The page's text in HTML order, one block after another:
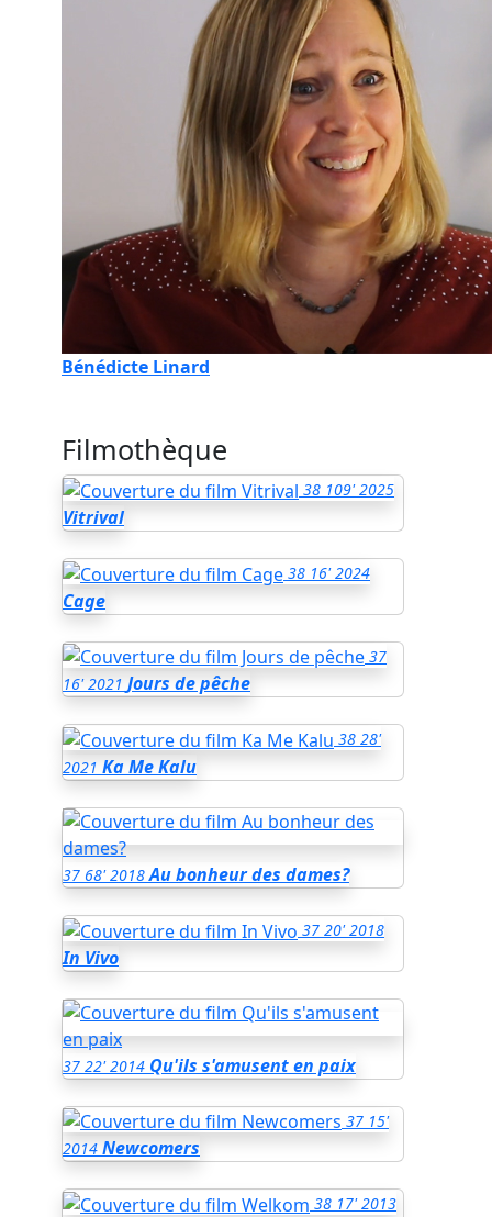
Bénédicte Linard
Filmothèque
38 109' 2025
Vitrival
38 16' 2024
Cage
37
16' 2021 Jours de pêche
38 28'
2021 Ka Me Kalu
37 68' 2018 Au bonheur des dames?
37 20' 2018
In Vivo
37 22' 2014 Qu'ils s'amusent en paix
37 15'
2014 Newcomers
38 17' 2013